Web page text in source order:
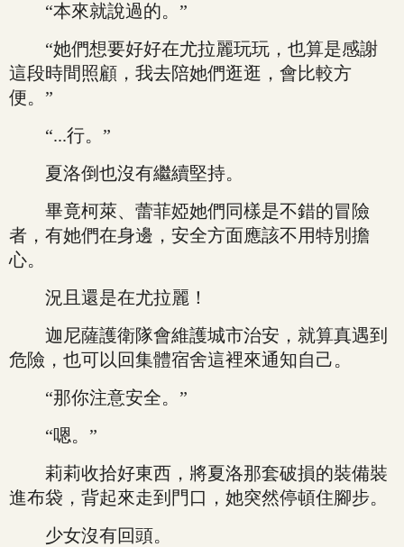
“本來就說過的。”
“她們想要好好在尤拉麗玩玩，也算是感謝
這段時間照顧，我去陪她們逛逛，會比較方
便。”
“...行。”
夏洛倒也沒有繼續堅持。
畢竟柯萊、蕾菲婭她們同樣是不錯的冒險
者，有她們在身邊，安全方面應該不用特別擔
心。
況且還是在尤拉麗！
迦尼薩護衛隊會維護城市治安，就算真遇到
危險，也可以回集體宿舍這裡來通知自己。
“那你注意安全。”
“嗯。”
莉莉收拾好東西，將夏洛那套破損的裝備裝
進布袋，背起來走到門口，她突然停頓住腳步。
少女沒有回頭。